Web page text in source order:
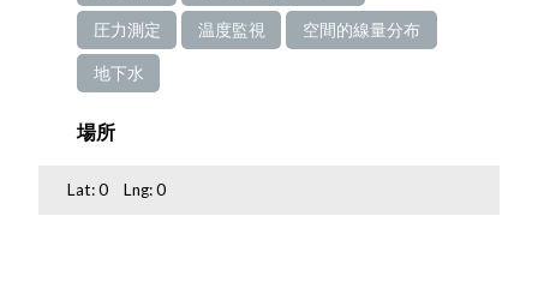
圧力測定 温度監視 空間的線量分布
地下水
場所
Lat:0 Lng:0